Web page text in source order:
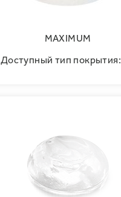
MAXIMUM
Доступный тип покрытия: